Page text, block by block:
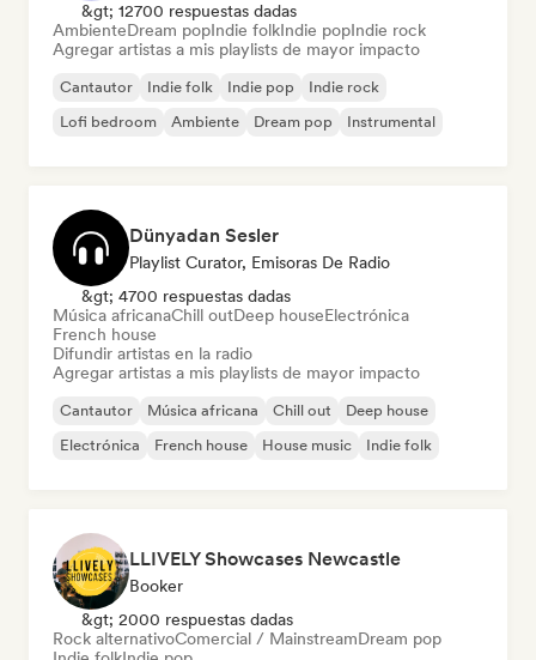
&gt; 12700 respuestas dadas
AmbienteDream popIndie folkIndie popIndie rock
Agregar artistas a mis playlists de mayor impacto
Cantautor Indie folk Indie pop
Indie rock
Lofi bedroom
Ambiente Dream pop Instrumental
Dünyadan Sesler
Playlist Curator, Emisoras De Radio
&gt; 4700 respuestas dadas
Música africanaChill outDeep houseElectrónica
French house
Difundir artistas en la radio
Agregar artistas a mis playlists de mayor impacto
Cantautor Música africana Chill out
Deep house
Electrónica
French house House music Indie folk
LLIVELY Showcases Newcastle
Booker
&gt; 2000 respuestas dadas
Rock alternativoComercial / MainstreamDream pop